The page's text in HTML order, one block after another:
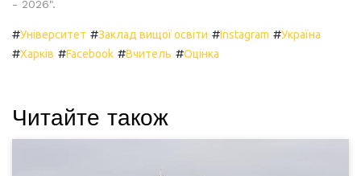
- 2026".
#Університет #Заклад вищої освіти #Instagram #Україна
#Харків #Facebook #Вчитель #Оцінка
Читайте також